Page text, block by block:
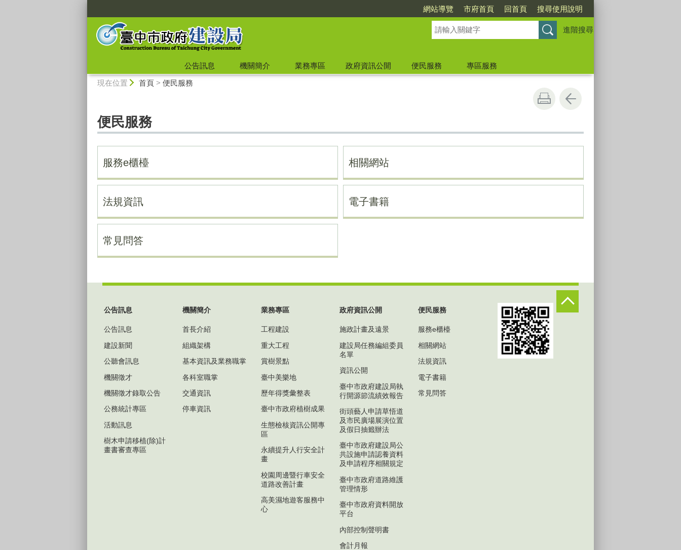
網站導覽 市府首頁 回首頁 搜尋使用說明
進階搜尋
公告訊息 機關簡介 業務專區 政府資訊公開 便民服務
專區服務
現在位置 首頁> 便民服務
便民服務
服務e櫃檯 相關網站
法規資訊 電子書籍
常見問答
公告訊息
公告訊息
建設新聞
公聽會訊息
機關徵才
機關徵才錄取公告
公務統計專區
活動訊息
樹木申請移植(除)計
畫書審查專區
機關簡介
首長介紹
組織架構
基本資訊及業務職掌
各科室職掌
交通資訊
停車資訊
業務專區
工程建設
重大工程
賞樹景點
臺中美樂地
歷年得獎彙整表
臺中市政府植樹成果
生態檢核資訊公開專
區
永續提升人行安全計
畫
校園周邊暨行車安全
道路改善計畫
高美濕地遊客服務中
心
政府資訊公開
施政計畫及遠景
建設局任務編組委員
名單
資訊公開
臺中市政府建設局執
行開源節流績效報告
街頭藝人申請草悟道
及市民廣場展演位置
及假日抽籤辦法
臺中市政府建設局公
共設施申請認養資料
及申請程序相關規定
臺中市政府道路維護
管理情形
臺中市政府資料開放
平台
內部控制聲明書
會計月報
便民服務
服務e櫃檯
相關網站
法規資訊
電子書籍
常見問答